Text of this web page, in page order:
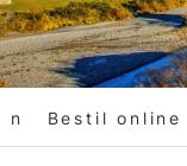
Bestil online